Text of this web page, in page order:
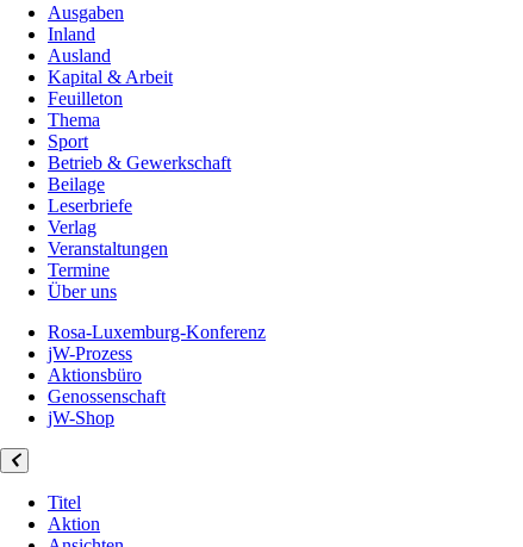
Ausgaben
Inland
Ausland
Kapital & Arbeit
Feuilleton
Thema
Sport
Betrieb & Gewerkschaft
Beilage
Leserbriefe
Verlag
Veranstaltungen
Termine
Über uns
Rosa-Luxemburg-Konferenz
jW-Prozess
Aktionsbüro
Genossenschaft
jW-Shop
Titel
Aktion